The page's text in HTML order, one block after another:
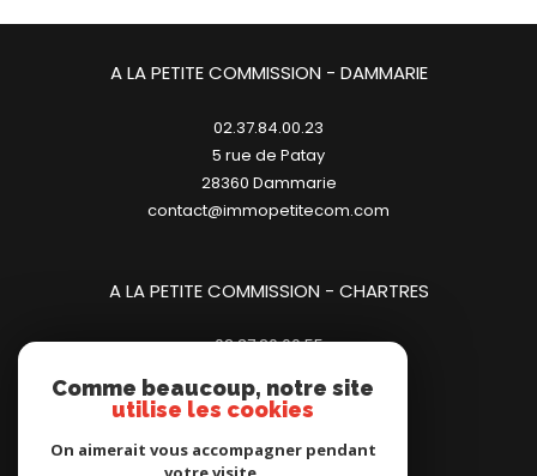
A LA PETITE COMMISSION - CHARTRES
02.37.20.00.55
28000 chartres
A LA PETITE COMMISSION - DAMMARIE
02.37.84.00.23
5 rue de Patay
28360
dammarie
contact@immopetitecom.com
Comme beaucoup, notre site
utilise les cookies
On aimerait vous accompagner pendant